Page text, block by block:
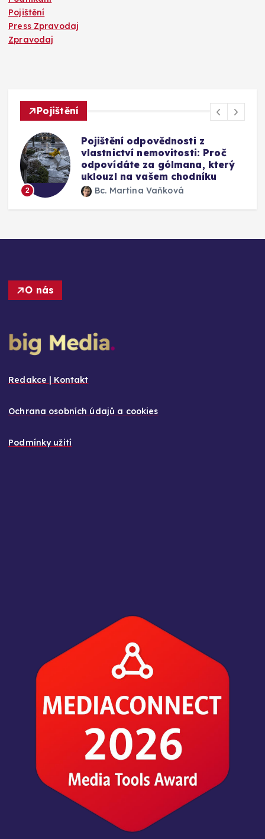
Pojištění
Press Zpravodaj
Zpravodaj
Pojištění
2
Pojištění odpovědnosti z
vlastnictví nemovitosti: Proč
odpovídáte za gólmana, který
uklouzl na vašem chodníku
Bc. Martina Vaňková
O nás
Redakce | Kontakt
Ochrana osobních údajů a cookies
Podmínky užití